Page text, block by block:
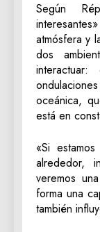
Según
atmósfera y
dos
oceánica,
está en
«Si
alrededor,
veremos
forma una
también